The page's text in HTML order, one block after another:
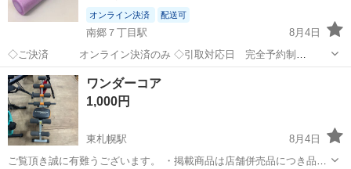
オンライン決済 配送可
南郷７丁目駅
8月4日
◇ご決済 オンライン決済のみ ◇引取対応日 完全予約制
ご注文後メッセージにて日程相談 ◇対応時間 月曜
日 13:00～17:30 火～金 10:30～17:30
（土...
北海道 札幌市 南郷７丁目駅
ポール
ワンダーコア
1,000円
東札幌駅
8月4日
ご覧頂き誠に有難うございます。 ・掲載商品は店舗併売品につき品切